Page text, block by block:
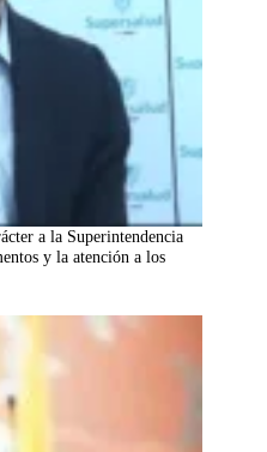
a la Superintendencia
y la atención a los